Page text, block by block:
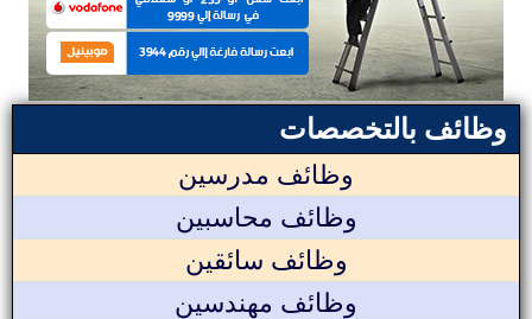
وظائف بالتخصصات
وظائف مدرسين
وظائف محاسبين
وظائف سائقين
وظائف مهندسين